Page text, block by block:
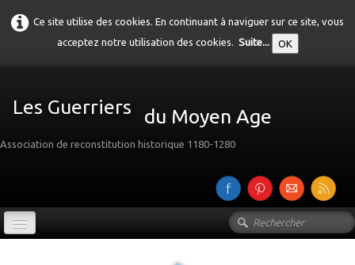
Ce site utilise des cookies. En continuant à naviguer sur ce site, vous
acceptez notre utilisation des cookies. Suite... OK
Les Guerriers du Moyen Age
Association de reconstitution historique 1180-1280